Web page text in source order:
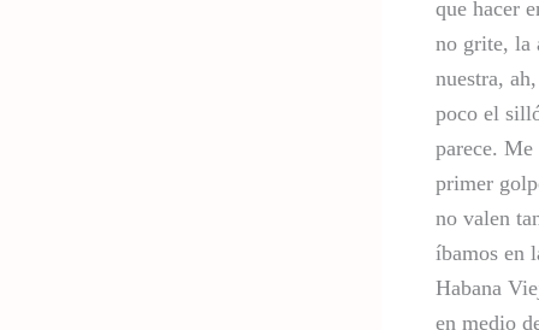
que hacer
no grite, la
nuestra,
poco el
parece.
primer
no valen
íbamos en
Habana
en medio